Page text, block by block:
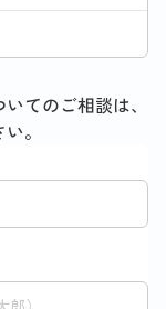
てのご相談は、
。